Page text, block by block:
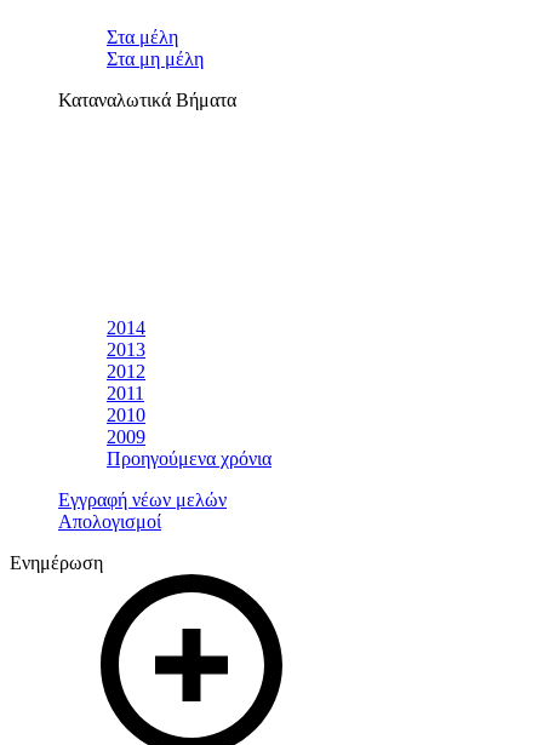
Στα μέλη
Στα μη μέλη
Καταναλωτικά Βήματα
2014
2013
2012
2011
2010
2009
Προηγούμενα χρόνια
Εγγραφή νέων μελών
Απολογισμοί
Ενημέρωση